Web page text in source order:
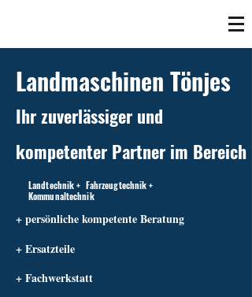
Landmaschinen Tönjes
Ihr zuverlässiger und
kompetenter Partner im Bereich
Landtechnik + Fahrzeugtechnik +
Kommunaltechnik
+ persönliche kompetente Beratung
+ Ersatzteile
+ Fachwerkstatt